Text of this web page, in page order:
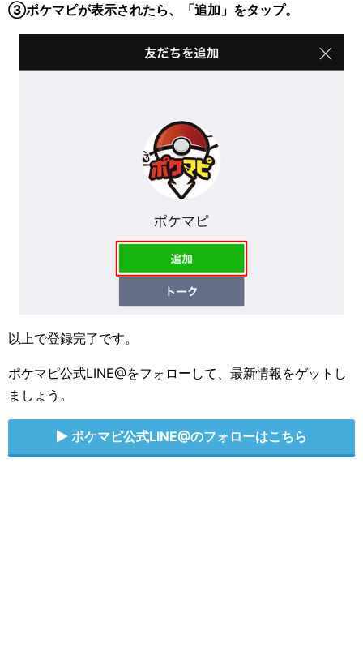
③ポケマピが表示されたら、「追加」をタップ。
以上で登録完了です。
ポケマピ公式LINE@をフォローして、最新情報をゲットし
ましょう。
ポケマピ公式LINE@のフォローはこちら